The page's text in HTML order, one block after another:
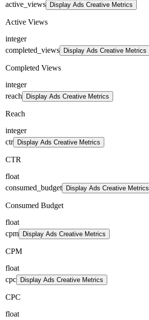
active_views
Display Ads Creative Metrics
Active Views
integer
completed_views
Display Ads Creative Metrics
Completed Views
integer
reach
Display Ads Creative Metrics
Reach
integer
ctr
Display Ads Creative Metrics
CTR
float
consumed_budget
Display Ads Creative Metrics
Consumed Budget
float
cpm
Display Ads Creative Metrics
CPM
float
cpc
Display Ads Creative Metrics
CPC
float